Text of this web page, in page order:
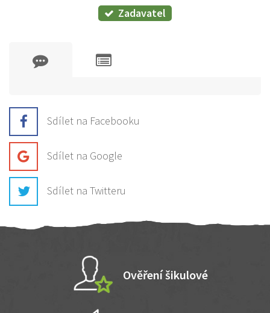
Zadavatel
Sdílet na Facebooku
Sdílet na Google
Sdílet na Twitteru
Ověření šikulové